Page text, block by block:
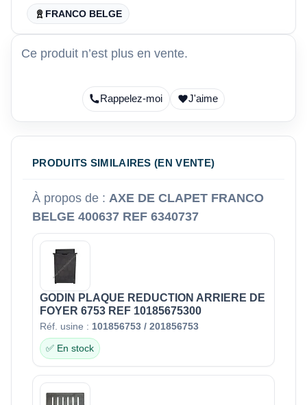
FRANCO BELGE
Ce produit n’est plus en vente.
Rappelez-moi J'aime
PRODUITS SIMILAIRES (EN VENTE)
À propos de : AXE DE CLAPET FRANCO
BELGE 400637 REF 6340737
GODIN PLAQUE REDUCTION ARRIERE DE
FOYER 6753 REF 10185675300
Réf. usine : 101856753 / 201856753
✅ En stock